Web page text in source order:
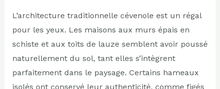
L’architecture traditionnelle cévenole est un régal
pour les yeux. Les maisons aux murs épais en
schiste et aux toits de lauze semblent avoir poussé
naturellement du sol, tant elles s’intègrent
parfaitement dans le paysage. Certains hameaux
isolés ont conservé leur authenticité, comme figés